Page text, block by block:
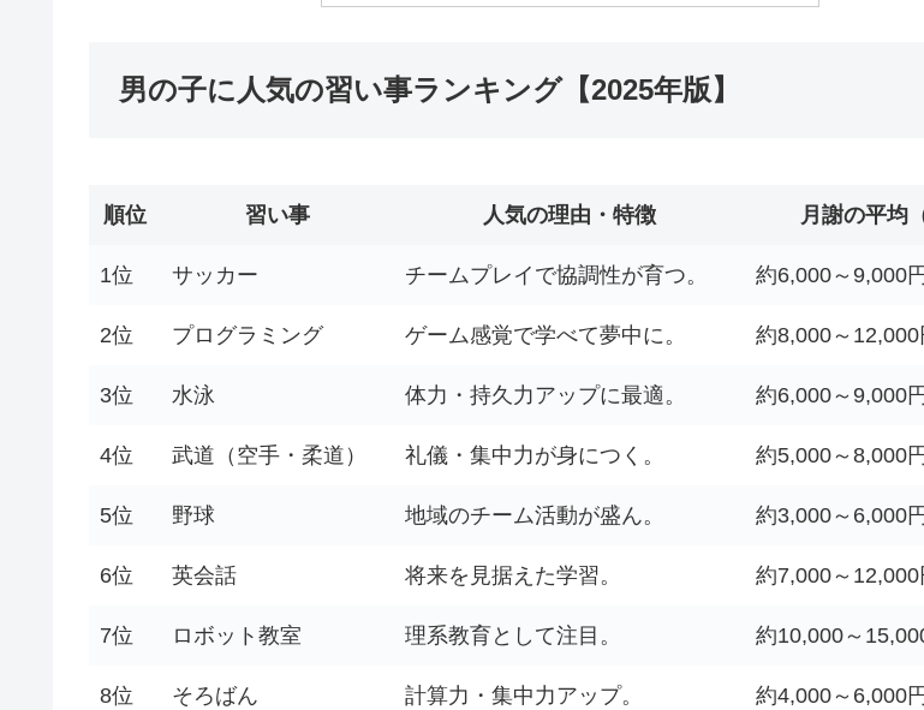
男の子に人気の習い事ランキング【2025年版】
順位 習い事 人気の理由・特徴 月謝の平均
1位 サッカー チームプレイで協調性が育つ。 約6,000～9,000円
2位 プログラミング ゲーム感覚で学べて夢中に。 約8,000～12,000
3位 水泳 体力・持久力アップに最適。 約6,000～9,000円
4位 武道（空手・柔道） 礼儀・集中力が身につく。 約5,000～8,000円
5位 野球 地域のチーム活動が盛ん。 約3,000～6,000
6位 英会話 将来を見据えた学習。 約7,000～12,000
7位 ロボット教室 理系教育として注目。 約10,000～
8位 そろばん 計算力・集中力アップ。 約4,000～6,000円